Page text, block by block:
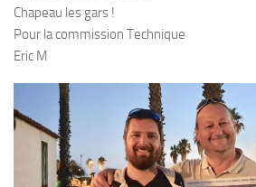
Formations
Plongeur N2
Plongeur N3
Maintien des acquis
Chapeau les gars !
Pour la commission Technique
Eric M